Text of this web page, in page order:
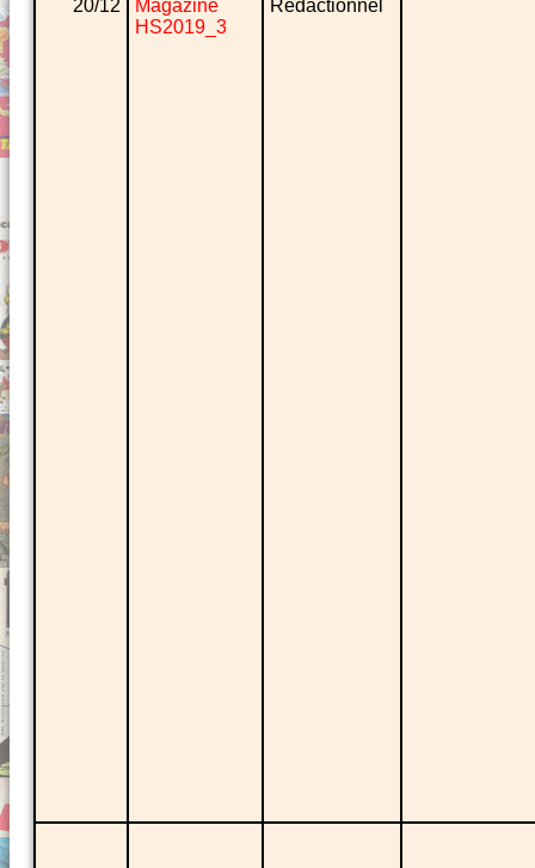
20/12
Magazine
HS2019_3
Rédactionnel